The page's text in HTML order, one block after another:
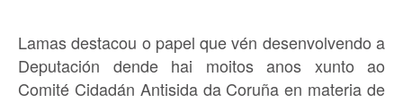
Lamas destacou o papel que vén desenvolvendo a
Deputación dende hai moitos anos xunto ao
Comité Cidadán Antisida da Coruña en materia de